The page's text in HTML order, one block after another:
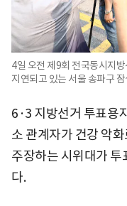
4일 오전 제9회 전국동시지
지연되고 있는 서울 송파구
6·3 지방선거 투표용
소 관계자가 건강 악
주장하는 시위대가
다.